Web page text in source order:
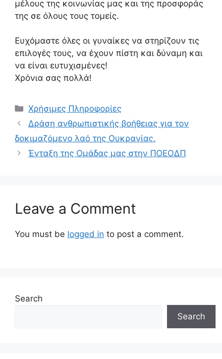
μέλους της κοινωνίας μας και της προσφοράς
της σε όλους τους τομείς.
Ευχόμαστε όλες οι γυναίκες να στηρίζουν τις
επιλογές τους, να έχουν πίστη και δύναμη και
να είναι ευτυχισμένες!
Χρόνια σας πολλά!
Χρήσιμες Πληροφορίες
Δράση ανθρωπιστικής βοήθειας για τον
δοκιμαζόμενο λαό της Ουκρανίας.
Ένταξη της Ομάδας μας στην ΠΟΕΟΔΠ
Leave a Comment
You must be logged in to post a comment.
Search
Search